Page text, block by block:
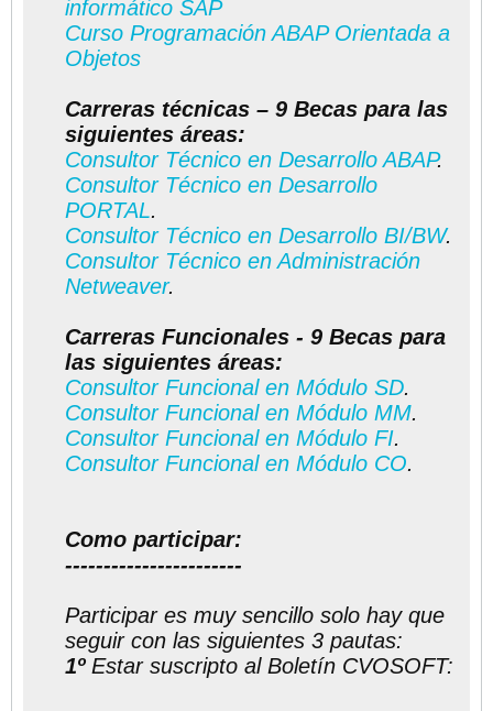
informático SAP
Curso Programación ABAP Orientada a
Objetos
Carreras técnicas – 9 Becas para las
siguientes áreas:
Consultor Técnico en Desarrollo ABAP.
Consultor Técnico en Desarrollo
PORTAL.
Consultor Técnico en Desarrollo BI/BW.
Consultor Técnico en Administración
Netweaver.
Carreras Funcionales - 9 Becas para
las siguientes áreas:
Consultor Funcional en Módulo SD.
Consultor Funcional en Módulo MM.
Consultor Funcional en Módulo FI.
Consultor Funcional en Módulo CO.
Como participar:
-----------------------
Participar es muy sencillo solo hay que
seguir con las siguientes 3 pautas:
1ºEstar suscripto al Boletín CVOSOFT: